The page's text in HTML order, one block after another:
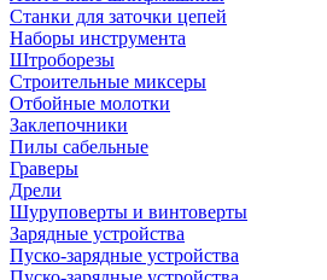
Станки для заточки цепей
Наборы инструмента
Штроборезы
Строительные миксеры
Отбойные молотки
Заклепочники
Пилы сабельные
Граверы
Дрели
Шуруповерты и винтоверты
Зарядные устройства
Пуско-зарядные устройства